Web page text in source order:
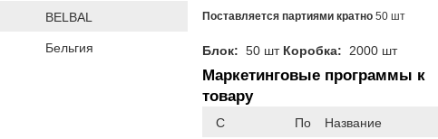
BELBAL
Бельгия
Поставляется партиями кратно 50 шт
Блок: 50 шт Коробка: 2000 шт
Маркетинговые программы к
товару
С По Название